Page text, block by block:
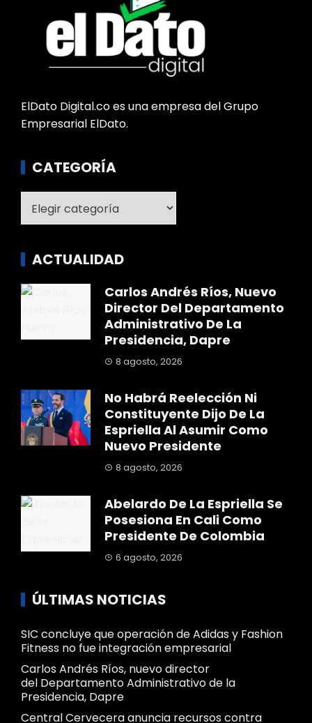
ElDato Digital.co es una empresa del Grupo
Empresarial ElDato.
CATEGORÍA
ACTUALIDAD
Carlos Andrés Ríos, Nuevo
Director Del Departamento
Administrativo De La
Presidencia, Dapre
8 agosto, 2026
No Habrá Reelección Ni
Constituyente Dijo De La
Espriella Al Asumir Como
Nuevo Presidente
8 agosto, 2026
Abelardo De La Espriella Se
Posesiona En Cali Como
Presidente De Colombia
6 agosto, 2026
ÚLTIMAS NOTICIAS
SIC concluye que operación de Adidas y Fashion
Fitness no fue integración empresarial
Carlos Andrés Ríos, nuevo director
del Departamento Administrativo de la
Presidencia, Dapre
Central Cervecera anuncia recursos contra